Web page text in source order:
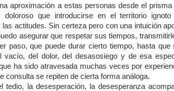
aproximación a estas personas desde el
doloroso que introducirse en el territorio
actitudes. Sin certeza pero con una intuición
asegurar que respetar sus tiempos,
paso, que puede durar cierto tiempo, hasta que
vacío, del dolor, del desasosiego y de esa
ha sido atravesada muchas veces por
consulta se repiten de cierta forma análoga.
tedio, la desesperación, la desesperanza